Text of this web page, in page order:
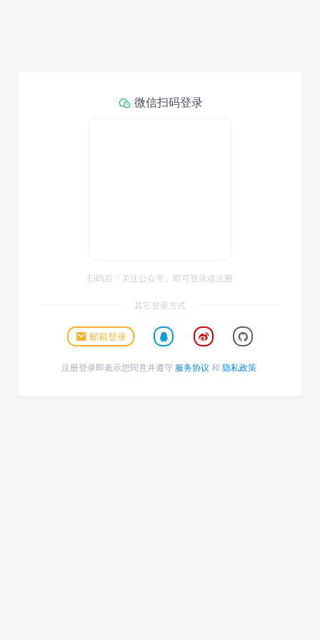
微信扫码登录
扫码后「关注公众号」即可登录或注册
其它登录方式
邮箱登录
注册登录即表示您同意并遵守 服务协议 和 隐私政策